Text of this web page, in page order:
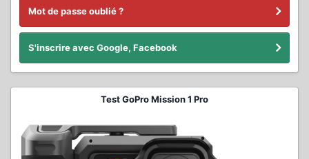
Mot de passe oublié ?
S'inscrire avec Google, Facebook
Test GoPro Mission 1 Pro